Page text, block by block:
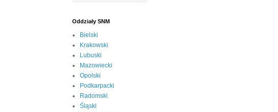
Oddziały SNM
Bielski
Krakowski
Lubuski
Mazowiecki
Opolski
Podkarpacki
Radomski
Śląski